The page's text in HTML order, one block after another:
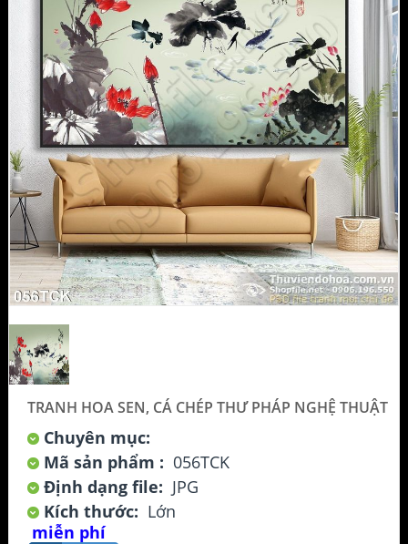
TRANH HOA SEN, CÁ CHÉP THƯ PHÁP NGHỆ THUẬT
Chuyên mục:
Mã sản phẩm : 056TCK
Định dạng file: JPG
Kích thước: Lớn
miễn phí